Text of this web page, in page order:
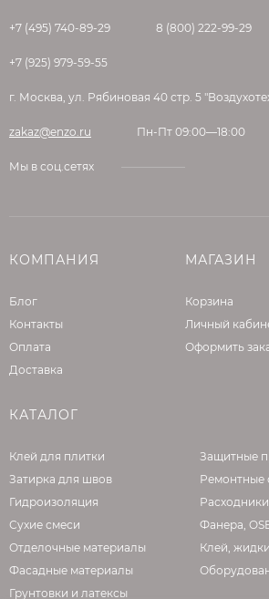
+7 (495) 740-89-29 8 (800) 222-99-29
+7 (925) 979-59-55
г. Москва, ул. Рябиновая 40
zakaz@enzo.ru Пн-Пт 09:00—18:00
Мы в соц.сетях
КОМПАНИЯ
Блог
Контакты
Оплата
Доставка
МАГАЗИН
Корзина
Личный
Оформить
КАТАЛОГ
Клей для плитки
Затирка для швов
Гидроизоляция
Сухие смеси
Отделочные материалы
Фасадные материалы
Грунтовки и латексы
Защитные
Ремонтные
Фанера,
Клей,